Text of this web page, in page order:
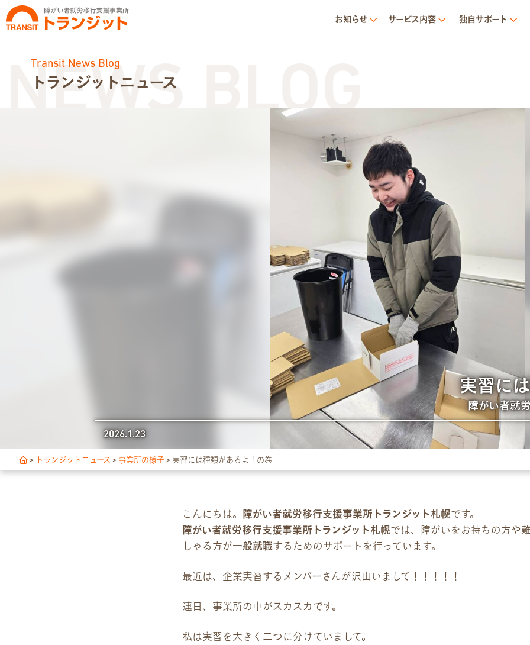
お知らせ サービス内容 独自サポート
利用体験談
就労移行支援とは
トランジットについて
1日の流れ
ご利用の流れ
パンフレット
デジタルパンフレット
企業様向けパンフレット
広報チラシ・刊行物
アクセス・ご案内
交通アクセス
雇用をお考えの企業様へ
プライバシーポリシー
お問い合わせ
お問い合わせ
各種SNS
資料請求
採用情報
BLOG
Transit News Blog
トランジットニュース
実習に
障がい者就
2026.1.23
> トランジットニュース > 事業所の様子 > 実習には種類があるよ！の巻
こんにちは。 障がい者就労移行支援事業所トランジット札幌です。
障がい者就労移行支援事業所トランジット札幌では、障がいをお持ちの方や
しゃる方が一般就職するためのサポートを行っています。
最近は、企業実習するメンバーさんが沢山いまして！！！！！
連日、事業所の中がスカスカです。
私は実習を大きく二つに分けていまして。